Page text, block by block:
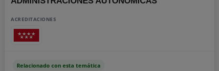
ACREDITACIONES
Relacionado con esta temática